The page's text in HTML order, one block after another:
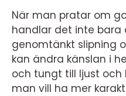
När man pratar om
handlar det inte bara
genomtänkt slipning
kan ändra känslan i
och tungt till ljust
man vill ha mer